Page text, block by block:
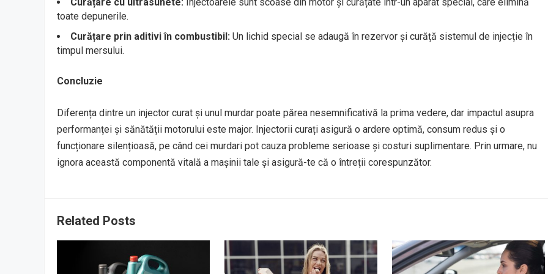
toate depunerile.
Curățare prin aditivi în combustibil: Un lichid special se adaugă în rezervor și curăță sistemul de injecție în
timpul mersului.
Concluzie
Diferența dintre un injector curat și unul murdar poate părea nesemnificativă la prima vedere, dar impactul asupra
performanței și sănătății motorului este major. Injectorii curați asigură o ardere optimă, consum redus și o
funcționare silențioasă, pe când cei murdari pot cauza probleme serioase și costuri suplimentare. Prin urmare, nu
ignora această componentă vitală a mașinii tale și asigură-te că o întreții corespunzător.
Related Posts